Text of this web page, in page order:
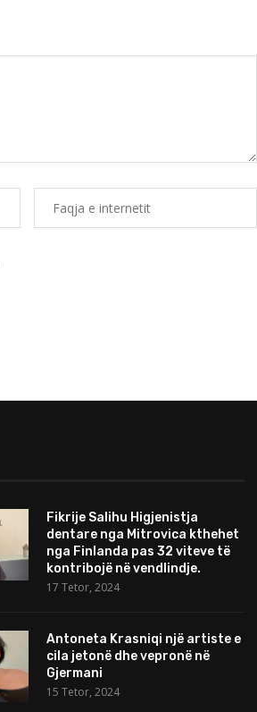
Fikrije Salihu Higjenistja
dentare nga Mitrovica kthehet
nga Finlanda pas 32 viteve të
kontribojë në vendlindje.
17 Tetor, 2024
Antoneta Krasniqi një artiste e
cila jetonë dhe vepronë në
Gjermani
15 Tetor, 2024